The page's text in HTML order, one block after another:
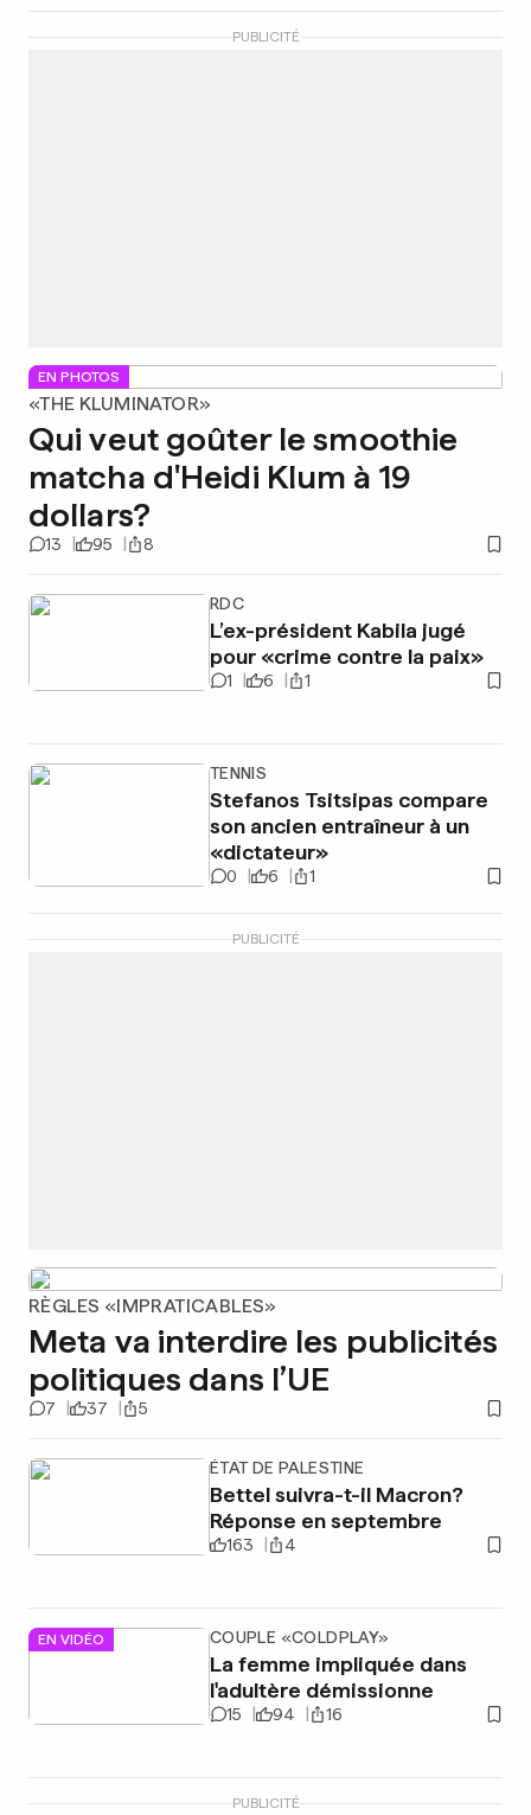
PUBLICITÉ
EN PHOTOS
«THE KLUMINATOR»
Qui veut goûter le smoothie
matcha d'Heidi Klum à 19
dollars?
13 95 8
RDC
L’ex-président Kabila jugé
pour «crime contre la paix»
1 6 1
TENNIS
Stefanos Tsitsipas compare
son ancien entraîneur à un
«dictateur»
0 6 1
PUBLICITÉ
RÈGLES «IMPRATICABLES»
Meta va interdire les publicités
politiques dans l’UE
7 37 5
ÉTAT DE PALESTINE
Bettel suivra-t-il Macron?
Réponse en septembre
163 4
EN VIDÉO COUPLE «COLDPLAY»
La femme impliquée dans
l'adultère démissionne
15 94 16
PUBLICITÉ